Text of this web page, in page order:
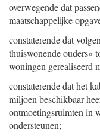
overwegende dat
maatschappelijke
constaterende dat
thuiswonende ouders»
woningen gerealiseerd
constaterende dat het
miljoen beschikbaar
ontmoetingsruimten in
ondersteunen;